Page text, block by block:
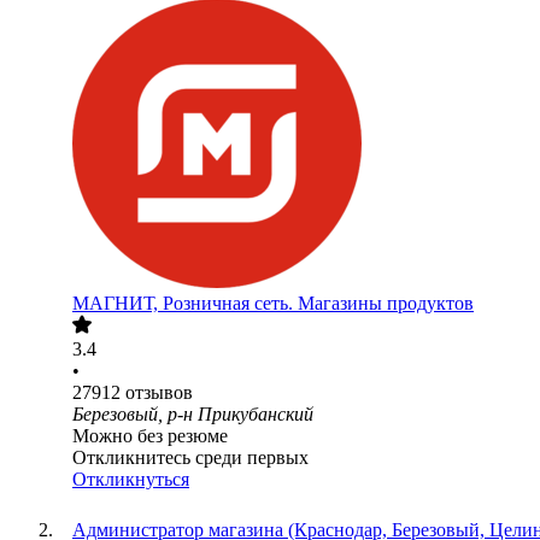
МАГНИТ, Розничная сеть. Магазины продуктов
3.4
•
27912 отзывов
Березовый, р-н Прикубанский
Можно без резюме
Откликнитесь среди первых
Откликнуться
Администратор магазина (Краснодар, Березовый,